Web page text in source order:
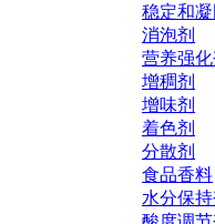
稳定和凝
消泡剂
营养强化
增稠剂
增味剂
着色剂
分散剂
食品香料
水分保持